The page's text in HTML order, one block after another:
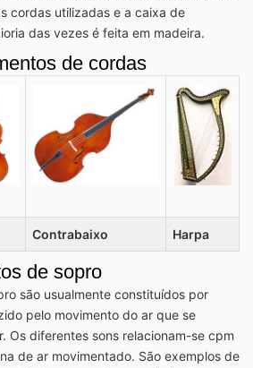
cordas utilizadas e a caixa de
das vezes é feita em madeira.
de cordas
Contrabaixo Harpa
de sopro
são usualmente constituídos por
pelo movimento do ar que se
Os diferentes sons relacionam-se cpm
de ar movimentado. São exemplos de